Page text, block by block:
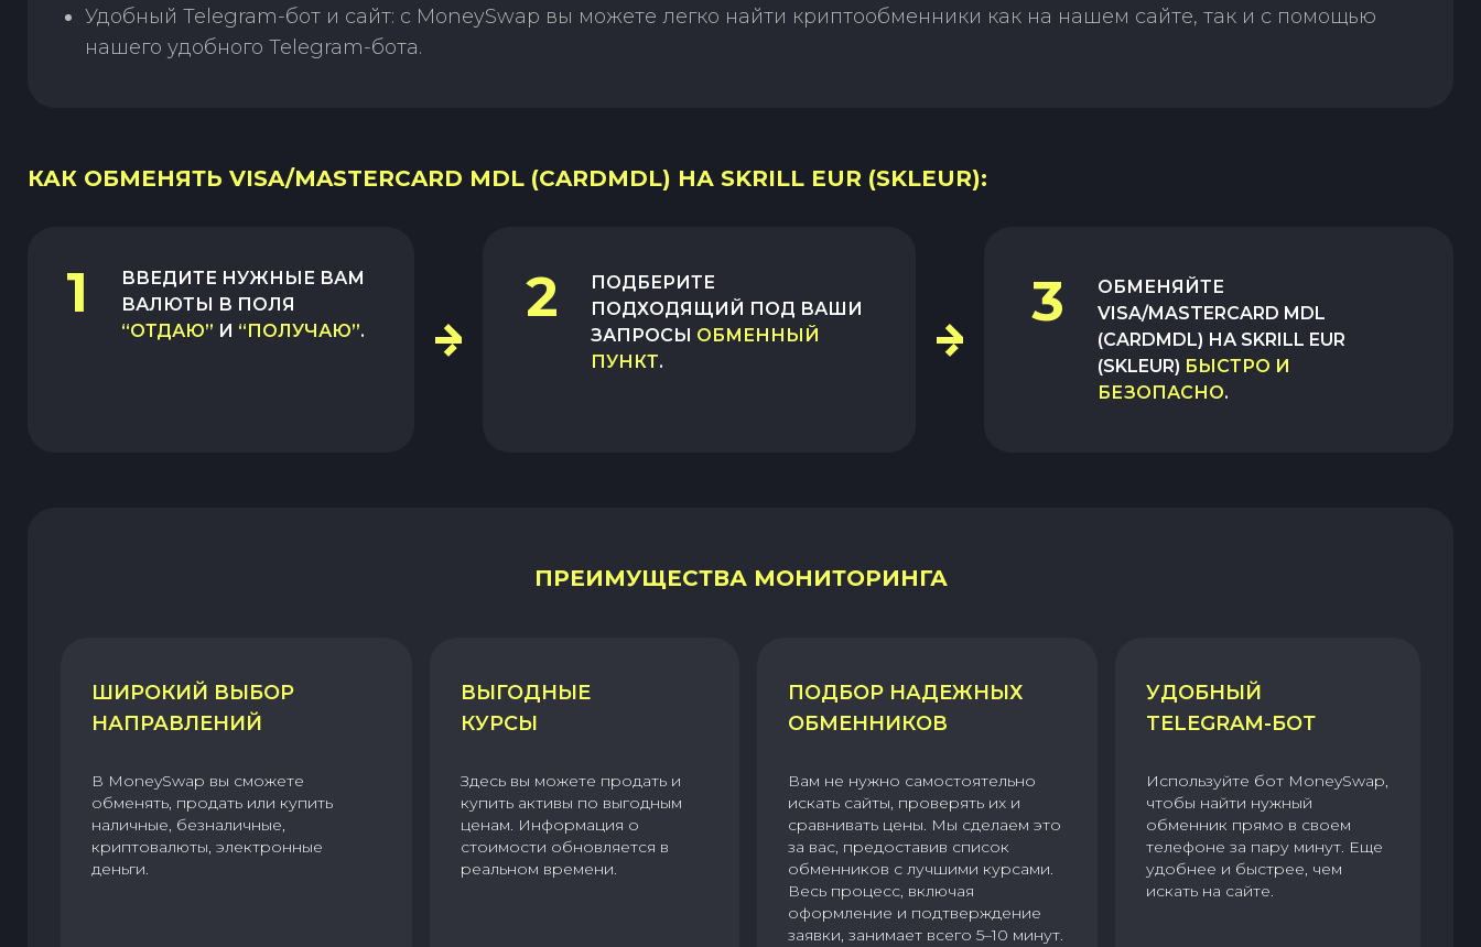
Удобный Telegram-бот и сайт: с MoneySwap вы можете легко найти криптообменники как на нашем сайте, так и с помощью
нашего удобного Telegram-бота.
КАК ОБМЕНЯТЬ VISA/MASTERCARD MDL (CARDMDL) НА SKRILL EUR (SKLEUR):
1
ВВЕДИТЕ НУЖНЫЕ ВАМ
ВАЛЮТЫ В ПОЛЯ
“ОТДАЮ” И “ПОЛУЧАЮ”.
2
ПОДБЕРИТЕ
ПОДХОДЯЩИЙ ПОД ВАШИ
ЗАПРОСЫ ОБМЕННЫЙ
ПУНКТ.
3
ОБМЕНЯЙТЕ
VISA/MASTERCARD MDL
(CARDMDL) НА SKRILL EUR
(SKLEUR) БЫСТРО И
БЕЗОПАСНО.
ПРЕИМУЩЕСТВА МОНИТОРИНГА
ШИРОКИЙ ВЫБОР
НАПРАВЛЕНИЙ
В MoneySwap вы сможете
обменять, продать или купить
наличные, безналичные,
криптовалюты, электронные
деньги.
ВЫГОДНЫЕ
КУРСЫ
Здесь вы можете продать и
купить активы по выгодным
ценам. Информация о
стоимости обновляется в
реальном времени.
ПОДБОР НАДЕЖНЫХ
ОБМЕННИКОВ
Вам не нужно самостоятельно
искать сайты, проверять их и
сравнивать цены. Мы сделаем это
за вас, предоставив список
обменников с лучшими курсами.
Весь процесс, включая
оформление и подтверждение
заявки, занимает всего 5–10 минут.
УДОБНЫЙ
TELEGRAM-БОТ
Используйте бот MoneySwap,
чтобы найти нужный
обменник прямо в своем
телефоне за пару минут. Еще
удобнее и быстрее, чем
искать на сайте.